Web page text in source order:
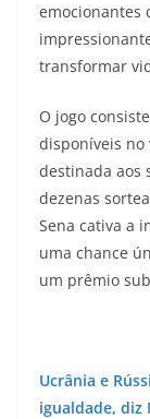
emocionantes
transformar
O jogo
disponíveis no
destinada aos
dezenas
Sena cativa a
uma chance
um prêmio
Ucrânia e
igualdade, diz